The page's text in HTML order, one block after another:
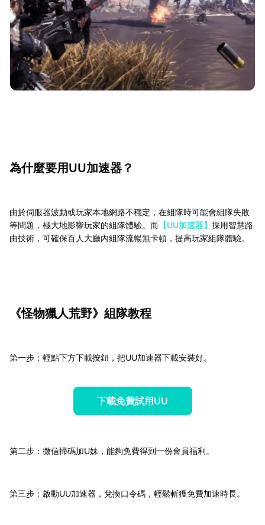
為什麼要用UU加速器？
由於伺服器波動或玩家本地網路不穩定，在組隊時可能會組隊失敗
等問題，極大地影響玩家的組隊體驗。而 【UU加速器】 採用智慧路
由技術，可確保百人大廳內組隊流暢無卡頓，提高玩家組隊體驗。
《怪物獵人荒野》組隊教程
第一步：輕點下方下載按鈕，把UU加速器下載安裝好。
下載免費試用UU
第二步：微信掃碼加U妹，能夠免費得到一份會員福利。
第三步：啟動UU加速器，兌換口令碼，輕鬆斬獲免費加速時長。